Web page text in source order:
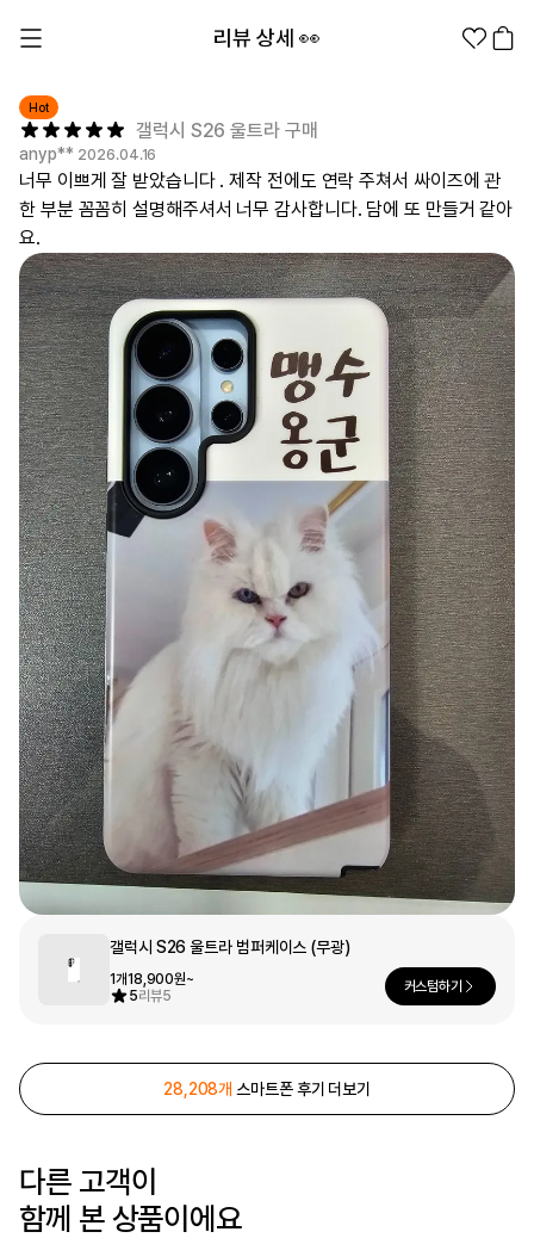
Hot
갤럭시 S26 울트라 구매
anyp** 2026.04.16
너무 이쁘게 잘 받았습니다 . 제작 전에도 연락 주쳐서 싸이즈에 관
한 부분 꼼꼼히 설명해주셔서 너무 감사합니다. 담에 또 만들거 같아
요.
갤럭시 S26 울트라 범퍼케이스 (무광)
1개18,900원~
5리뷰5
커스텀하기
28,208개 스마트폰 후기 더보기
다른 고객이
함께 본 상품이에요
리뷰 상세 👀
1분컷 무료 템플릿 대량 주문 기업/웰컴 키트 굿즈 제작 방법
의류
패션잡화
팬굿즈
스티커
지류
문구/오피스
스마트폰
리빙
쿠션/패브릭
스포츠
키즈
반려동물
액자
디지털 가전
로그인
고객센터
의류 카테고리
전체상품 1분컷 티셔츠 티셔츠
셔츠 맨투맨 후드
아우터 바지
핫피/로브
1만원 ~ 2만원